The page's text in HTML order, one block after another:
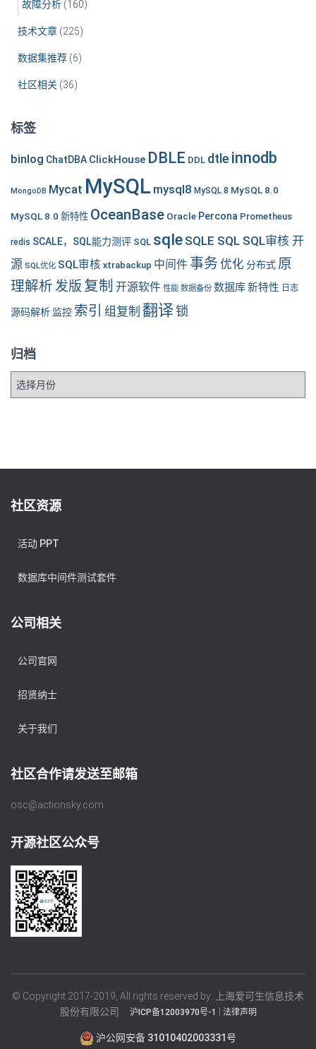
故障分析 (160)
技术文章 (225)
数据集推荐 (6)
社区相关 (36)
标签
binlog ChatDBA ClickHouse DBLE DDL dtleinnodb
MongoDB Mycat MySQL mysql8 MySQL 8 MySQL 8.0
MySQL 8.0 新特性 OceanBase Oracle Percona Prometheus
redis SCALE，SQL能力测评 SQL sqle SQLE SQL SQL审核 开
源 SQL优化 SQL审核 xtrabackup 中间件 事务 优化 分布式 原
理解析发版 复制 开源软件 性能 数据备份 数据库新特性 日志
源码解析 监控 索引 组复制 翻译锁
归档
归
社区资源
活动 PPT
数据库中间件测试套件
公司相关
公司官网
招贤纳士
关于我们
社区合作请发送至邮箱
osc@actionsky.com
开源社区公众号
© Copyright 2017-2019, All rights reserved by: 上海爱可生信息技术
股份有限公司
沪ICP备12003970号-1 法律声明
沪公网安备 31010402003331号